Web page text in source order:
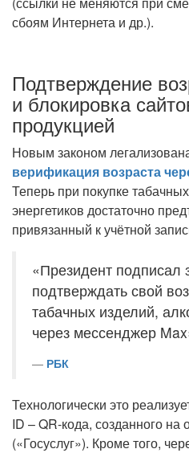
сбоям Интернета и др.).
Подтверждение
и блокировка
продукцией
Новым законом
верификация возраста
Теперь при покупке
энергетиков достаточно
привязанный к учётной
«Президент подписал
подтверждать свой
табачных изделий,
через мессенджер
РБК
Технологически это
ID – QR-кода, созданного
(«Госуслуг»). Кроме того,